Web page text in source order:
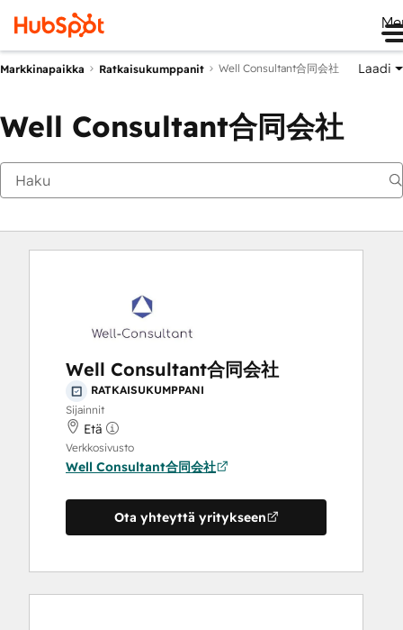
Markkinapaikka Ratkaisukumppanit Well Consultant合同会社 Laadi
Well Consultant合同会社
Well Consultant合同会社
RATKAISUKUMPPANI
Sijainnit
Etä
Verkkosivusto
Well Consultant合同会社
Ota yhteyttä yritykseen